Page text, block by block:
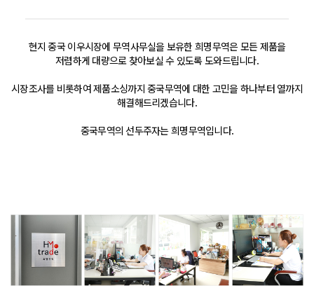
현지 중국 이우시장에 무역사무실을 보유한 희명무역은 모든 제품을
저렴하게 대량으로 찾아보실 수 있도록 도와드립니다.
시장조사를 비롯하여 제품소싱까지 중국무역에 대한 고민을 하나부터 열까지
해결해드리겠습니다.
중국무역의 선두주자는 희명무역입니다.